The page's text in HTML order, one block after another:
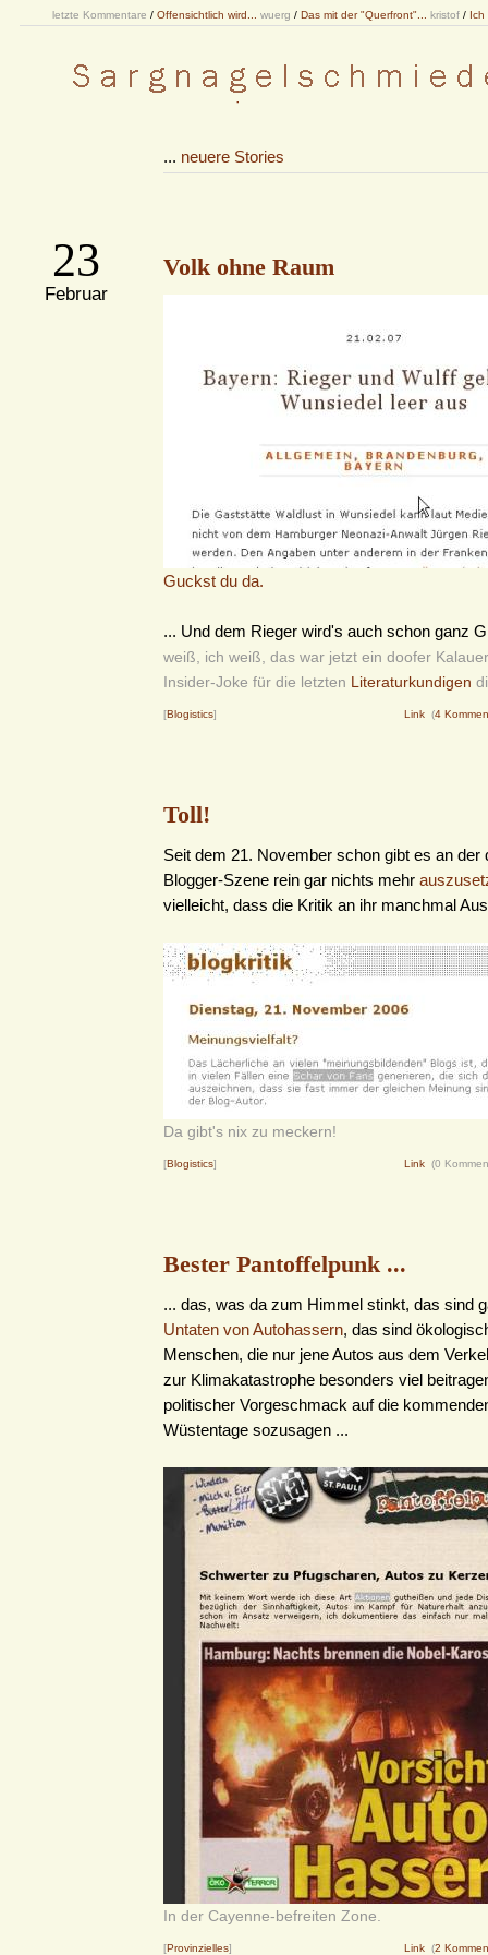
letzte Kommentare / Offensichtlich wird... wuerg / Das mit der "Querfront"... kristof / Ich
... neuere Stories
23
Februar
Volk ohne Raum
Guckst du da.
... Und dem Rieger wird's auch schon ganz
weiß, ich weiß, das war jetzt ein doofer
Insider-Joke für die letzten Literaturkundigen
[Blogistics] Link (4
Toll!
Seit dem 21. November schon gibt es an der
Blogger-Szene rein gar nichts mehr
vielleicht, dass die Kritik an ihr manchmal
Da gibt's nix zu meckern!
[Blogistics] Link (0
Bester Pantoffelpunk ...
... das, was da zum Himmel stinkt, das sind
Untaten von Autohassern, das sind
Menschen, die nur jene Autos aus dem
zur Klimakatastrophe besonders viel
politischer Vorgeschmack auf die
Wüstentage sozusagen ...
In der Cayenne-befreiten Zone.
[Provinzielles] Link (2